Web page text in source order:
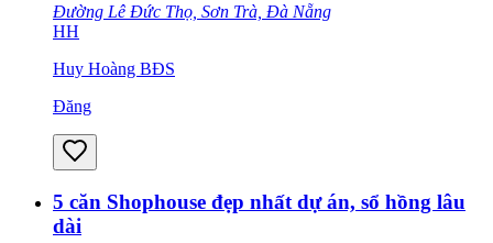
Đường Lê Đức Thọ, Sơn Trà, Đà Nẵng
HH
Huy Hoàng BĐS
Đăng
5 căn Shophouse đẹp nhất dự án, sổ hồng lâu
dài